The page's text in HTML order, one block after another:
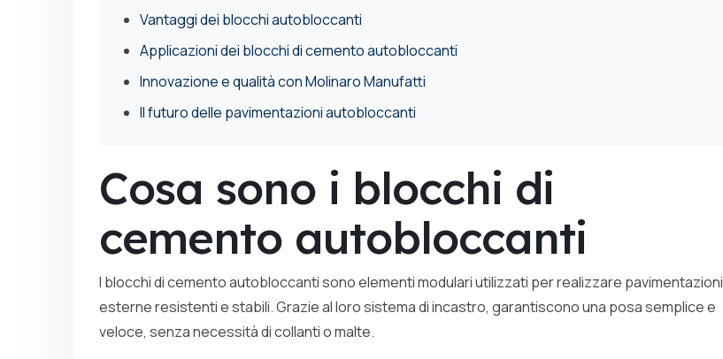
Vantaggi dei blocchi autobloccanti
Applicazioni dei blocchi di cemento autobloccanti
Innovazione e qualità con Molinaro Manufatti
Il futuro delle pavimentazioni autobloccanti
Cosa sono i blocchi di
cemento autobloccanti
I blocchi di cemento autobloccanti sono elementi modulari utilizzati per realizzare pavimentazioni
esterne resistenti e stabili. Grazie al loro sistema di incastro, garantiscono una posa semplice e
veloce, senza necessità di collanti o malte.